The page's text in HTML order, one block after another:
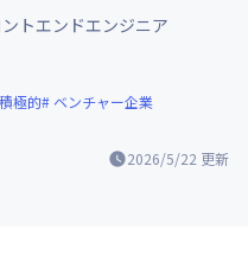
2026/5/22 更新
トエンドエンジニア
極的
ベンチャー企業